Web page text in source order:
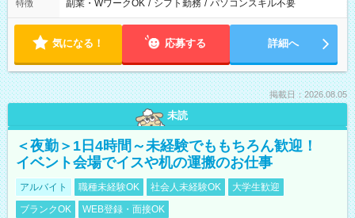
特徴 副業・WワークOK / シフト勤務 / パソコンスキル不要
気になる！ 応募する 詳細へ
掲載日：2026.08.05
未読
＜夜勤＞1日4時間～未経験でももちろん歓迎！
イベント会場でイスや机の運搬のお仕事
アルバイト 職種未経験OK 社会人未経験OK
大学生歓迎
ブランクOK
WEB登録・面接OK